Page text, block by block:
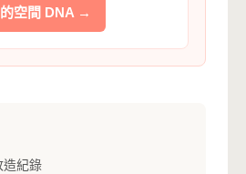
空間 DNA →
造紀錄